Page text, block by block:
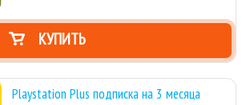
КУПИТЬ
Playstation Plus подписка на 3 месяца